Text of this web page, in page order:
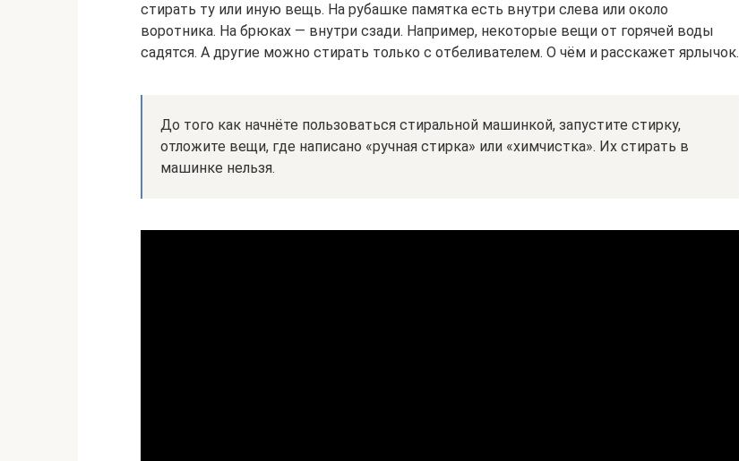
стирать ту или иную вещь. На рубашке памятка есть внутри слева или около
воротника. На брюках — внутри сзади. Например, некоторые вещи от горячей воды
садятся. А другие можно стирать только с отбеливателем. О чём и расскажет ярлычок.
До того как начнёте пользоваться стиральной машинкой, запустите стирку,
отложите вещи, где написано «ручная стирка» или «химчистка». Их стирать в
машинке нельзя.